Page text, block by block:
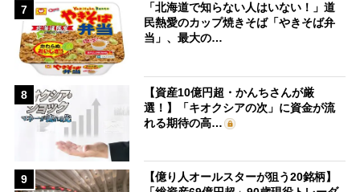
7
「北海道で知らない人はいない！」道
民熱愛のカップ焼きそば「やきそば弁
当」、最大の…
8
【資産10億円超・かんちさんが厳
選！】「キオクシアの次」に資金が流
れる期待の高…
9
【億り人オールスターが狙う20銘柄】